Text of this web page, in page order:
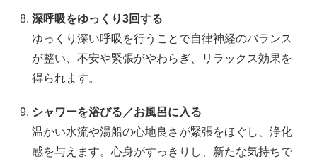
深呼吸をゆっくり3回する
ゆっくり深い呼吸を行うことで自律神経のバランス
が整い、不安や緊張がやわらぎ、リラックス効果を
得られます。
シャワーを浴びる／お風呂に入る
温かい水流や湯船の心地良さが緊張をほぐし、浄化
感を与えます。心身がすっきりし、新たな気持ちで